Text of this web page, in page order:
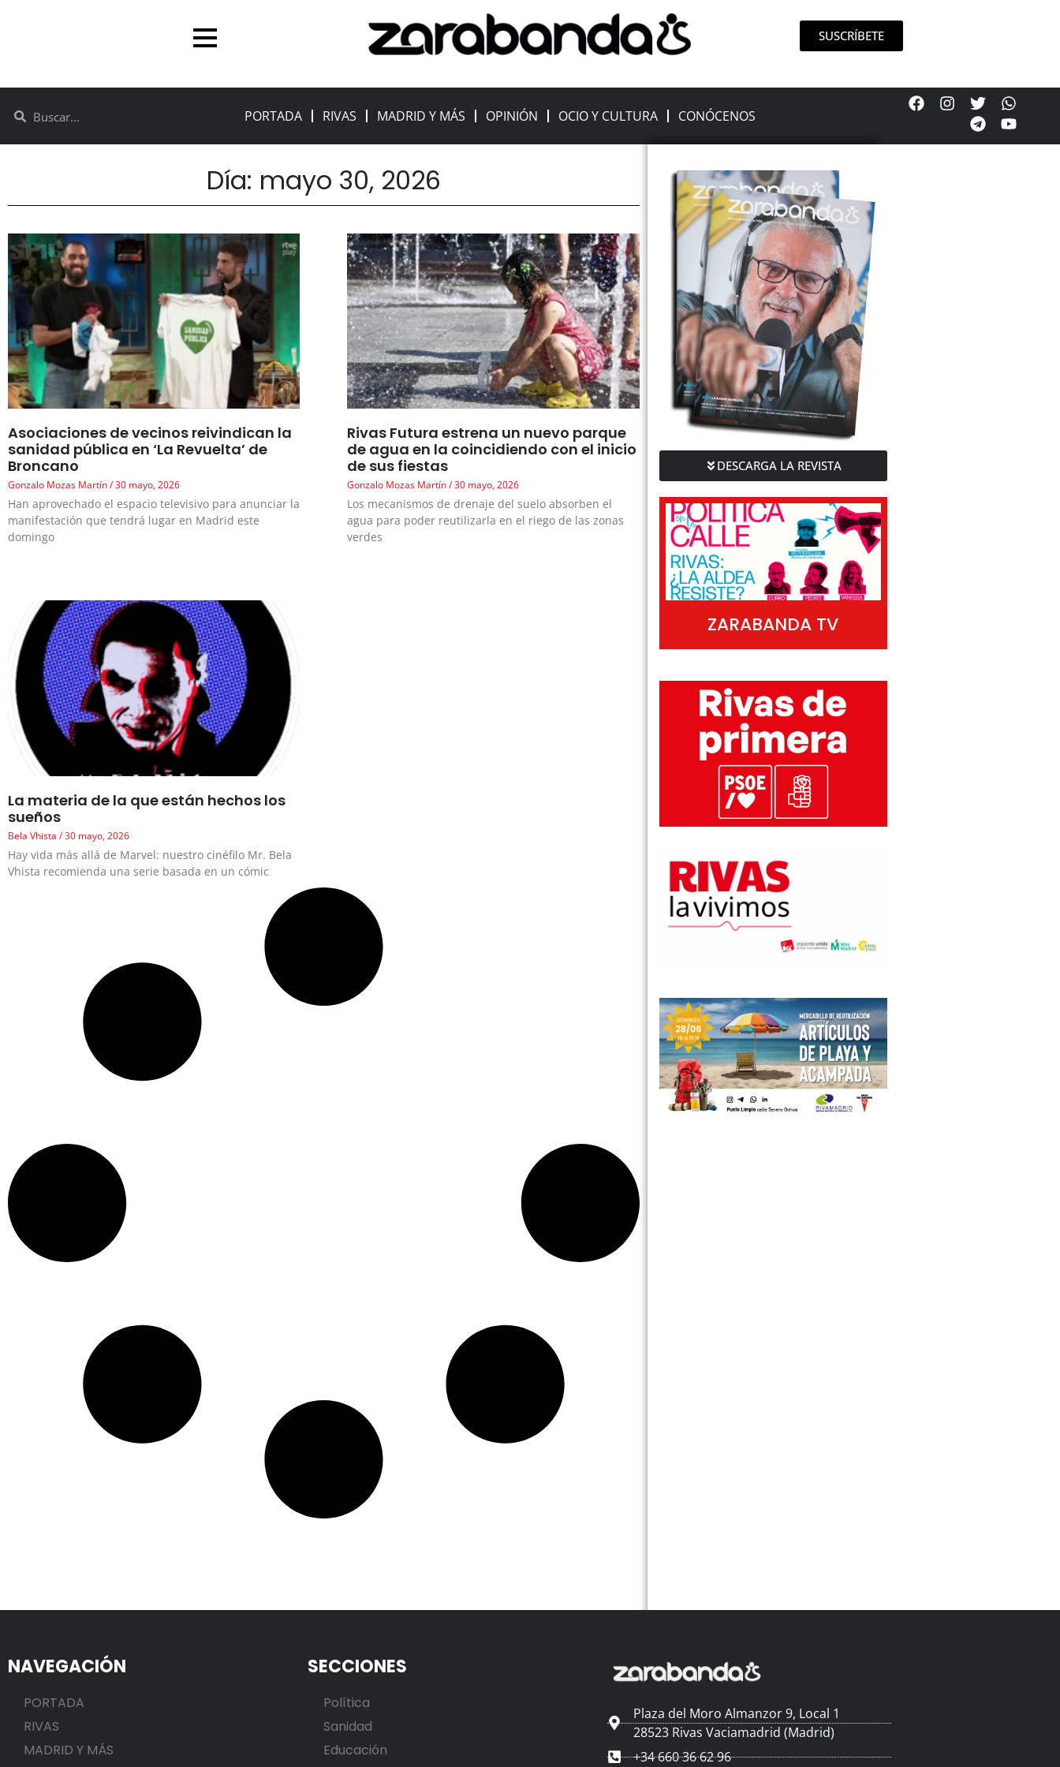
SUSCRÍBETE
PORTADA RIVAS MADRID Y MÁS OPINIÓN OCIO Y CULTURA CONÓCENOS
Día: mayo 30, 2026
Asociaciones de vecinos reivindican la
sanidad pública en ‘La Revuelta’ de
Broncano
Gonzalo Mozas Martín 30 mayo, 2026
Han aprovechado el espacio televisivo para anunciar la
manifestación que tendrá lugar en Madrid este
domingo
Rivas Futura estrena un nuevo parque
de agua en la coincidiendo con el inicio
de sus fiestas
Gonzalo Mozas Martín 30 mayo, 2026
Los mecanismos de drenaje del suelo absorben el
agua para poder reutilizarla en el riego de las zonas
verdes
La materia de la que están hechos los
sueños
Bela Vhista 30 mayo, 2026
Hay vida más allá de Marvel: nuestro cinéfilo Mr. Bela
Vhista recomienda una serie basada en un cómic
DESCARGA LA REVISTA
ZARABANDA TV
NAVEGACIÓN
PORTADA
RIVAS
MADRID Y MÁS
SECCIONES
Política
Sanidad
Educación
Plaza del Moro Almanzor 9, Local 1
28523 Rivas Vaciamadrid (Madrid)
+34 660 36 62 96